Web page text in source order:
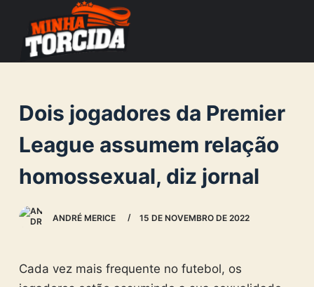
c
o
e
Dois jogadores da Premier
League assumem relação
homossexual, diz jornal
ANDRÉ MERICE 15 DE NOVEMBRO DE 2022
Cada vez mais frequente no futebol, os